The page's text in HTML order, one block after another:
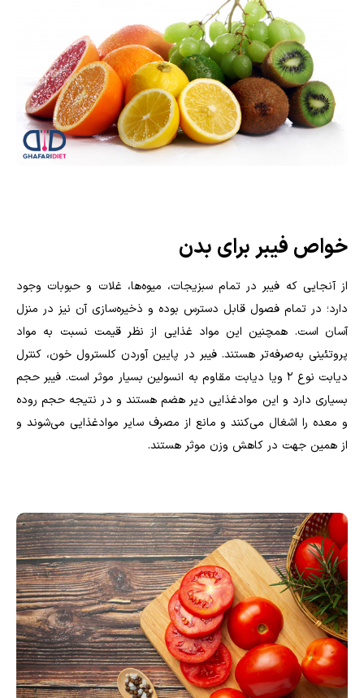
خواص فیبر برای بدن
از آنجایی که فیبر در تمام سبزیجات، میوه‌ها، غلات و حبوبات وجود
دارد؛ در تمام فصول قابل دسترس بوده و ذخیره‌سازی آن نیز در منزل
آسان است. همچنین این مواد غذایی از نظر قیمت نسبت به مواد
پروتئینی به‌صرفه‌تر هستند. فیبر در پایین آوردن کلسترول خون، کنترل
دیابت نوع ۲ ویا دیابت مقاوم به انسولین بسیار موثر است. فیبر حجم
بسیاری دارد و این موادغذایی دیر هضم هستند و در نتیجه حجم روده
و معده را اشغال می‌کنند و مانع از مصرف سایر موادغذایی می‌شوند و
از همین جهت در کاهش وزن موثر هستند.